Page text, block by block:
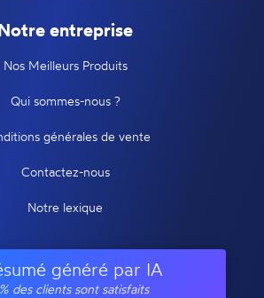
entreprise
Nos Meilleurs Produits
Qui sommes-nous ?
générales de vente
Contactez-nous
Notre lexique
généré par IA
des clients sont satisfaits